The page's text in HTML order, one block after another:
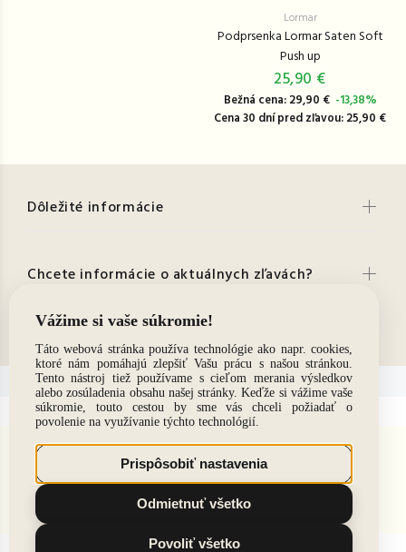
Lormar
Podprsenka Lormar Saten Soft
Push up
25,90 €
Bežná cena: 29,90 € -13,38%
Cena 30 dní pred zľavou: 25,90 €
Dôležité informácie
Chcete informácie o aktuálnych zľavách?
Kontakt
© 2021. Všetky práva vyhradené